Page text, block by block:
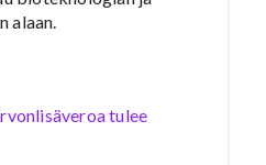
alaan.
tulee